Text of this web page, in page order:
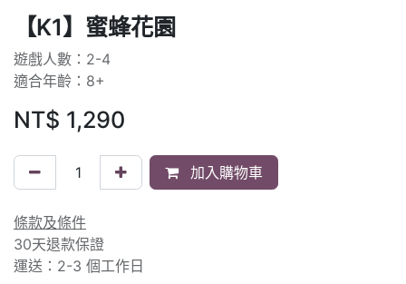
【K1】蜜蜂花園
遊戲人數：2-4
適合年齡：8+
NT$ 1,290
加入購物車
條款及條件
30天退款保證
運送：2-3 個工作日